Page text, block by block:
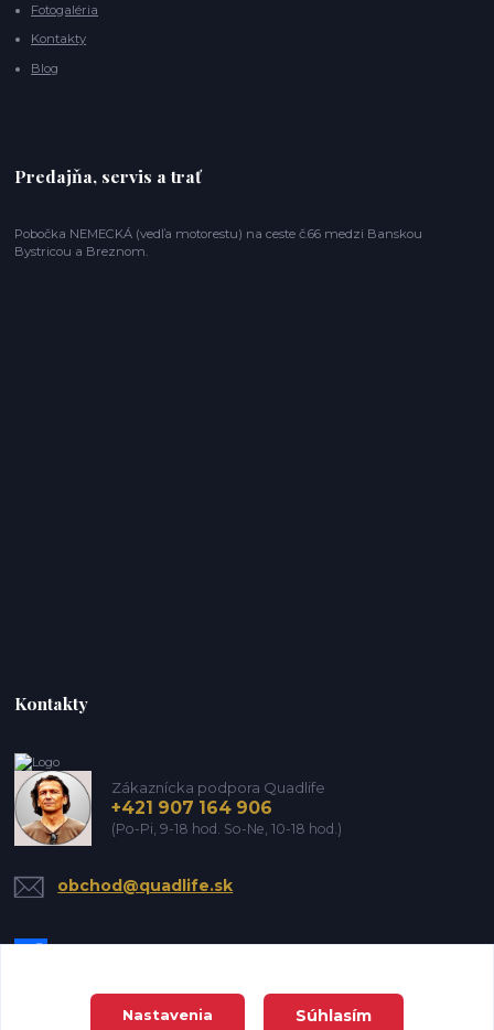
Fotogaléria
Kontakty
Blog
Predajňa, servis a trať
Pobočka NEMECKÁ (vedľa motorestu) na ceste č.66 medzi Banskou
Bystricou a Breznom.
Kontakty
Zákaznícka podpora Quadlife
+421 907 164 906
(Po-Pi, 9-18 hod. So-Ne, 10-18 hod.)
obchod@quadlife.sk
Nastavenia Súhlasím